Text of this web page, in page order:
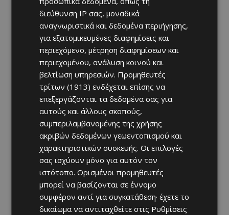
διεύθυνση IP σας, μοναδικά
αναγνωριστικά και δεδομένα περιήγησης,
για εξατομικευμένες διαφημίσεις και
περιεχόμενο, μέτρηση διαφημίσεων και
περιεχομένου, ανάλυση κοινού και
βελτίωση υπηρεσιών. Προμηθευτές
τρίτων (1913) ενδέχεται επίσης να
επεξεργάζονται τα δεδομένα σας για
αυτούς και άλλους σκοπούς,
συμπεριλαμβανομένης της χρήσης
ακριβών δεδομένων γεωεντοπισμού και
χαρακτηριστικών συσκευής. Οι επιλογές
σας ισχύουν μόνο για αυτόν τον
ιστότοπο. Ορισμένοι προμηθευτές
μπορεί να βασίζονται σε έννομο
συμφέρον αντί για συγκατάθεση· έχετε το
δικαίωμα να αντιταχθείτε στις Ρυθμίσεις